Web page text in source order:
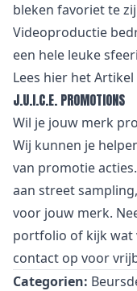
bleken favoriet te
Videoproductie
een hele leuke
Lees hier hetArtikel
J.U.I.C.E. PROMOTIONS
Wil je jouw merk
Wij kunnen je
van promotie
aan street
voor jouw merk.
portfolio of kijk wat
contact op voor
Categorien: